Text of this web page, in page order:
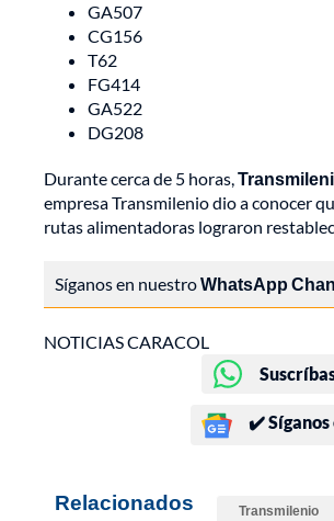
GA507
CG156
T62
FG414
GA522
DG208
Durante cerca de 5 horas,
empresa Transmilenio dio a conocer
rutas alimentadoras lograron
Síganos en nuestroWhatsApp
NOTICIAS CARACOL
✔️ Síganos
Relacionados Transmilenio